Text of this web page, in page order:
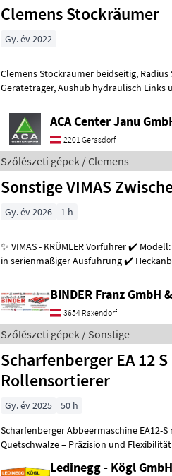
Clemens Stockräumer
Gy. év 2022
Clemens Stockräumer beidseitig, Radius SL+ mit Zinkenkreisel, SB 2
Geräteträger, Aushub hydraulisch Links und Rechts, Arbeitsbreite
ACA Center Janu
2201 Gerasdorf
Szőlészeti gépek / Clemens
Sonstige VIMAS
Gy. év 2026 1 h
✨ VIMAS - KRÜMLER Vorführer ✔️
in serienmäßiger Ausführung ✔️
BINDER Franz GmbH
3654 Raxendorf
Szőlészeti gépek / Sonstige
Scharfenberger EA 12
Rollensortierer
Gy. év 2025
50 h
Scharfenberger Abbeermaschine EA12-
Quetschwalze – Präzision und
Ledinegg - Kögl